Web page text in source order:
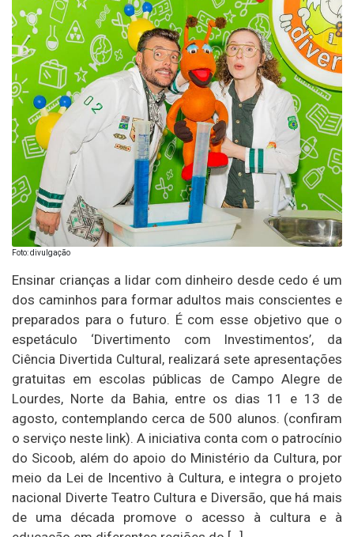
Foto: divulgação
Ensinar crianças a lidar com dinheiro desde cedo é um
dos caminhos para formar adultos mais conscientes e
preparados para o futuro. É com esse objetivo que o
espetáculo ‘Divertimento com Investimentos’, da
Ciência Divertida Cultural, realizará sete apresentações
gratuitas em escolas públicas de Campo Alegre de
Lourdes, Norte da Bahia, entre os dias 11 e 13 de
agosto, contemplando cerca de 500 alunos. (confiram
o serviço neste link). A iniciativa conta com o patrocínio
do Sicoob, além do apoio do Ministério da Cultura, por
meio da Lei de Incentivo à Cultura, e integra o projeto
nacional Diverte Teatro Cultura e Diversão, que há mais
de uma década promove o acesso à cultura e à